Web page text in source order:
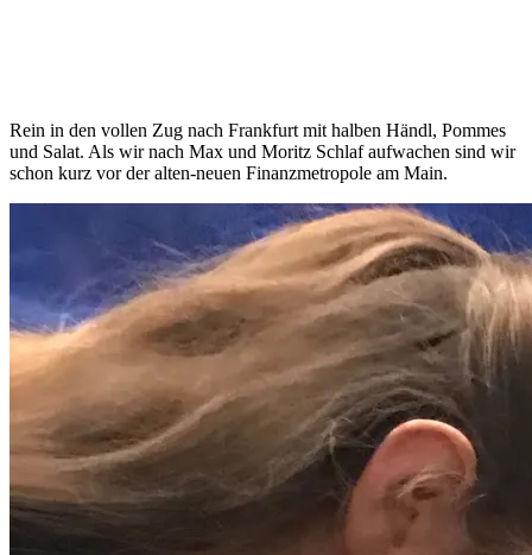
Rein in den vollen Zug nach Frankfurt mit halben Händl, Pommes
und Salat. Als wir nach Max und Moritz Schlaf aufwachen sind wir
schon kurz vor der alten-neuen Finanzmetropole am Main.